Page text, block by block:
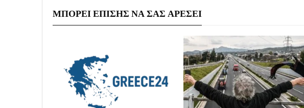
ΜΠΟΡΕΊ ΕΠΊΣΗΣ ΝΑ ΣΑΣ ΑΡΈΣΕΙ